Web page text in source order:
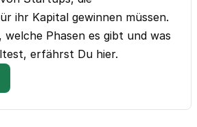
ihr Kapital gewinnen müssen.
welche Phasen es gibt und was
erfährst Du hier.